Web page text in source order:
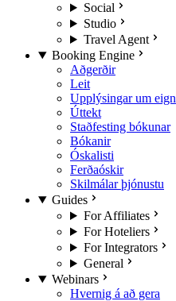
Social
Studio
Travel Agent
Booking Engine
Aðgerðir
Leit
Upplýsingar um eign
Úttekt
Staðfesting bókunar
Bókanir
Óskalisti
Ferðaóskir
Skilmálar þjónustu
Guides
For Affiliates
For Hoteliers
For Integrators
General
Webinars
Hvernig á að gera